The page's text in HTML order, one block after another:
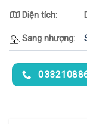
Diện tích:
Sang nhượng: